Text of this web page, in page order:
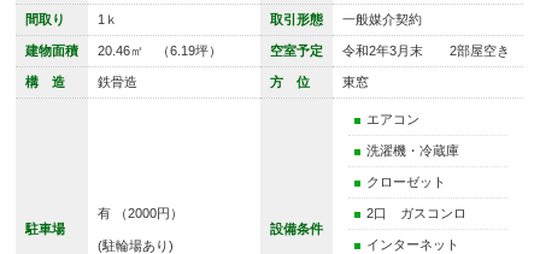
間取り 1ｋ 取引形態 一般媒介契約
建物面積 20.46㎡ （6.19坪） 空室予定 令和2年3月末 2部屋空き
構 造 鉄骨造 方 位 東窓
駐車場
有 （2000円）
(駐輪場あり)
設備条件
エアコン
洗濯機・冷蔵庫
クローゼット
2口 ガスコンロ
インターネット